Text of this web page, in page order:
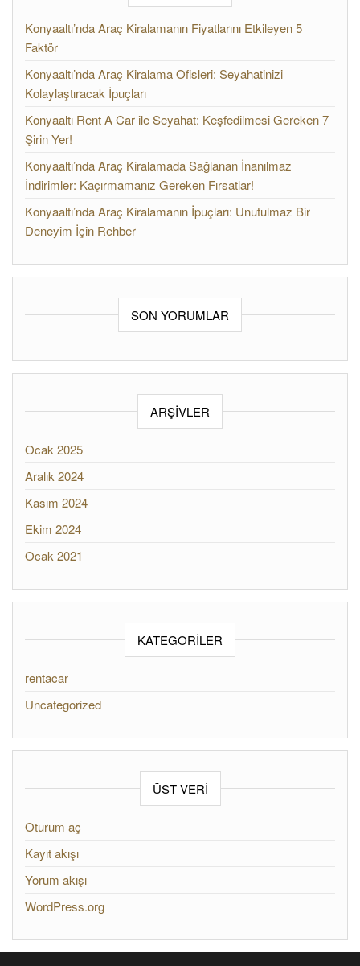
Konyaaltı’nda Araç Kiralamanın Fiyatlarını Etkileyen 5
Faktör
Konyaaltı’nda Araç Kiralama Ofisleri: Seyahatinizi
Kolaylaştıracak İpuçları
Konyaaltı Rent A Car ile Seyahat: Keşfedilmesi Gereken 7
Şirin Yer!
Konyaaltı’nda Araç Kiralamada Sağlanan İnanılmaz
İndirimler: Kaçırmamanız Gereken Fırsatlar!
Konyaaltı’nda Araç Kiralamanın İpuçları: Unutulmaz Bir
Deneyim İçin Rehber
SON YORUMLAR
ARŞIVLER
Ocak 2025
Aralık 2024
Kasım 2024
Ekim 2024
Ocak 2021
KATEGORILER
rentacar
Uncategorized
ÜST VERI
Oturum aç
Kayıt akışı
Yorum akışı
WordPress.org